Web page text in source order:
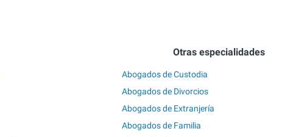
Otras especialidades
Abogados de Custodia
Abogados de Divorcios
Abogados de Extranjería
Abogados de Familia